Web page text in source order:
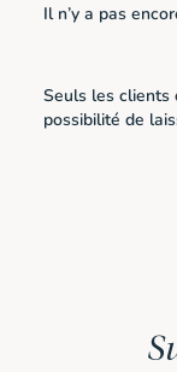
Il n’y a pas
Seuls les clients
possibilité de